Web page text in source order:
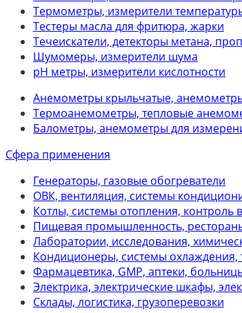
Термометры, измерители
Тестеры масла для фритюра, жарки
Течеискатели, детекторы метана,
Шумомеры, измерители шума
рН метры, измерители кислотности
Анемометры крыльчатые,
Термоанемометры, тепловые
Балометры, анемометры для
Сфера применения
Генераторы, газовые обогреватели
ОВК, вентиляция, системы
Котлы, системы отопления, контроль
Пищевая промышленность,
Лаборатории, исследования,
Кондиционеры, системы охлаждения,
Фармацевтика, GMP, аптеки,
Электрика, электрические шкафы,
Склады, логистика, грузоперевозки